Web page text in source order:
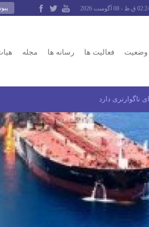
ق.ظ - 08 آگوست 2026
وضعیت فعالیت ها رسانه ها مجله
دارد